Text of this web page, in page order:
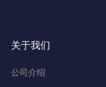
关于我们
公司介绍